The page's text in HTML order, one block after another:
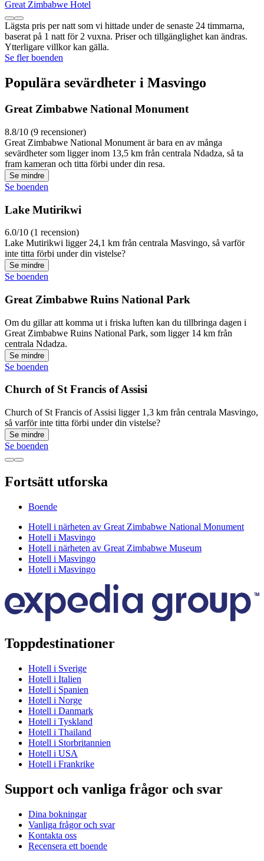
Great Zimbabwe Hotel
Lägsta pris per natt som vi hittade under de senaste 24 timmarna,
baserat på 1 natt för 2 vuxna. Priser och tillgänglighet kan ändras.
Ytterligare villkor kan gälla.
Se fler boenden
Populära sevärdheter i Masvingo
Great Zimbabwe National Monument
8.8/10 (9 recensioner)
Great Zimbabwe National Monument är bara en av många
sevärdheter som ligger inom 13,5 km från centrala Ndadza, så ta
fram kameran och titta förbi under din resa.
Se mindre
Se boenden
Lake Mutirikwi
6.0/10 (1 recension)
Lake Mutirikwi ligger 24,1 km från centrala Masvingo, så varför
inte titta förbi under din vistelse?
Se mindre
Se boenden
Great Zimbabwe Ruins National Park
Om du gillar att komma ut i friska luften kan du tillbringa dagen i
Great Zimbabwe Ruins National Park, som ligger 14 km från
centrala Ndadza.
Se mindre
Se boenden
Church of St Francis of Assisi
Church of St Francis of Assisi ligger 1,3 km från centrala Masvingo,
så varför inte titta förbi under din vistelse?
Se mindre
Se boenden
Fortsätt utforska
Boende
Hotell i närheten av Great Zimbabwe National Monument
Hotell i Masvingo
Hotell i närheten av Great Zimbabwe Museum
Hotell i Masvingo
Hotell i Masvingo
Toppdestinationer
Hotell i Sverige
Hotell i Italien
Hotell i Spanien
Hotell i Norge
Hotell i Danmark
Hotell i Tyskland
Hotell i Thailand
Hotell i Storbritannien
Hotell i USA
Hotell i Frankrike
Support och vanliga frågor och svar
Dina bokningar
Vanliga frågor och svar
Kontakta oss
Recensera ett boende